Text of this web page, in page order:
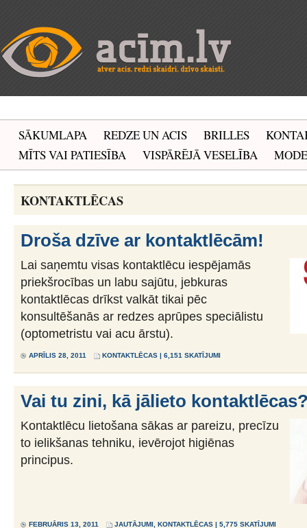
SĀKUMLAPA REDZE UN ACIS BRILLES
MĪTS VAI PATIESĪBA
VISPĀRĒJĀ VESELĪBA MODE
KONTAKTLĒCAS
Droša dzīve ar kontaktlēcām!
Lai saņemtu visas kontaktlēcu iespējamās
priekšrocības un labu sajūtu, jebkuras
kontaktlēcas drīkst valkāt tikai pēc
konsultēšanās ar redzes aprūpes speciālistu
(optometristu vai acu ārstu).
APRĪLIS 28, 2011 KONTAKTLĒCAS | 6,151 SKATĪJUMI
Vai tu zini, kā jālieto
Kontaktlēcu lietošana sākas ar pareizu, precīzu
to ielikšanas tehniku, ievērojot higiēnas
principus.
FEBRUĀRIS 13, 2011 JAUTĀJUMI KONTAKTLĒCAS | 5,775 SKATĪJUMI